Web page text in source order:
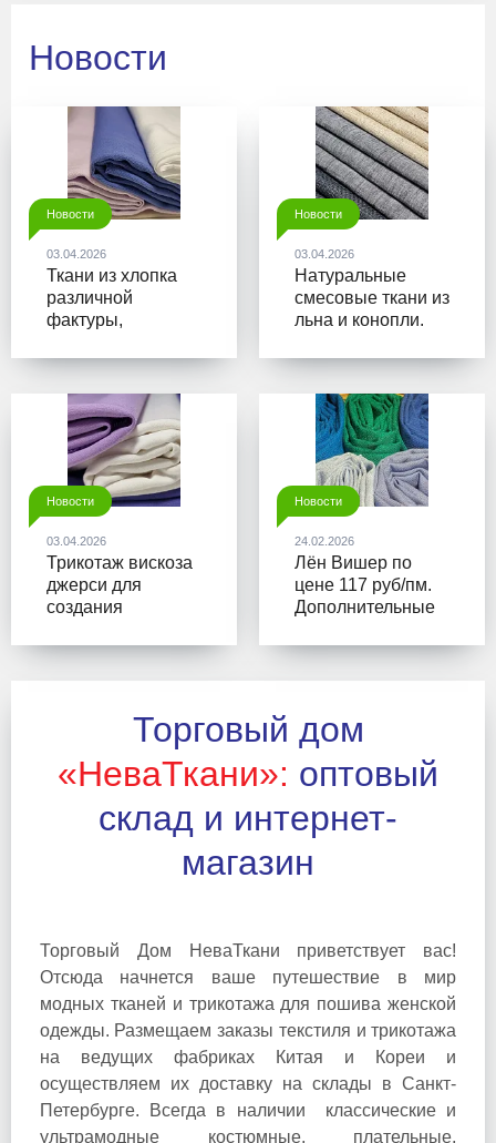
Новости
Новости
03.04.2026
Ткани из хлопка
различной
фактуры,
цветовой палитры
Новости
03.04.2026
Натуральные
смесовые ткани из
льна и конопли.
по разумным
Новости
03.04.2026
Трикотаж вискоза
джерси для
создания
одежды в стиле
Новости
24.02.2026
Лён Вишер по
цене 117 руб/пм.
Дополнительные
гуртом.
Торговый дом
«НеваТкани»: оптовый
склад и интернет-
магазин
Торговый Дом НеваТкани приветствует вас!
Отсюда начнется ваше путешествие в мир
модных тканей и трикотажа для пошива женской
одежды. Размещаем заказы текстиля и трикотажа
на ведущих фабриках Китая и Кореи и
осуществляем их доставку на склады в Санкт-
Петербурге. Всегда в наличии классические и
ультрамодные костюмные, плательные,